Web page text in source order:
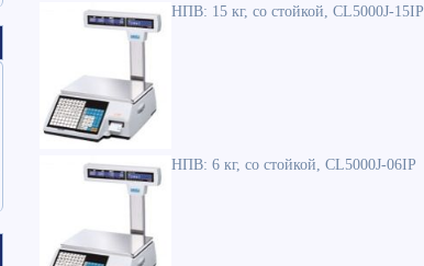
НПВ: 15 кг, со стойкой, CL5000J-15IP
НПВ: 6 кг, со стойкой, CL5000J-06IP